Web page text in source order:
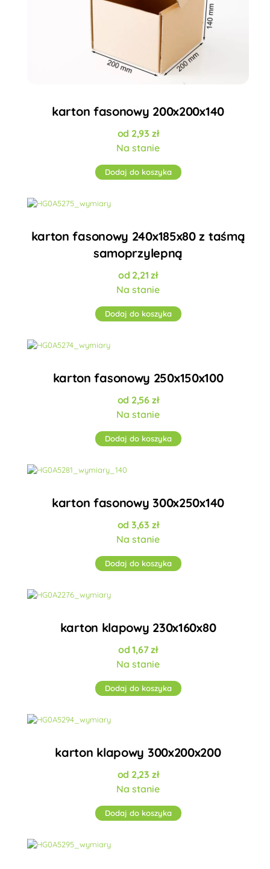
karton fasonowy 200x200x140
2,93 zł
Na stanie
Dodaj do koszyka
karton fasonowy 240x185x80 z taśmą
samoprzylepną
2,21zł
Na stanie
Dodaj do koszyka
karton fasonowy 250x150x100
2,56 zł
Na stanie
Dodaj do koszyka
karton fasonowy 300x250x140
3,63 zł
Na stanie
Dodaj do koszyka
karton klapowy 230x160x80
1,67zł
Na stanie
Dodaj do koszyka
karton klapowy 300x200x200
2,23 zł
Na stanie
Dodaj do koszyka